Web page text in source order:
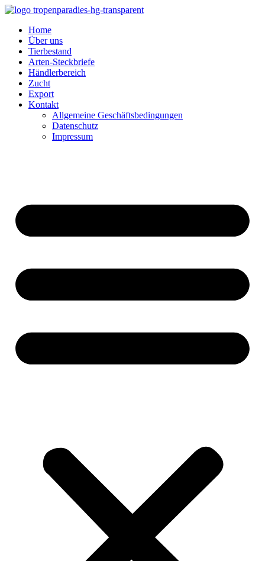
Home
Über uns
Tierbestand
Arten-Steckbriefe
Händlerbereich
Zucht
Export
Kontakt
Allgemeine Geschäftsbedingungen
Datenschutz
Impressum